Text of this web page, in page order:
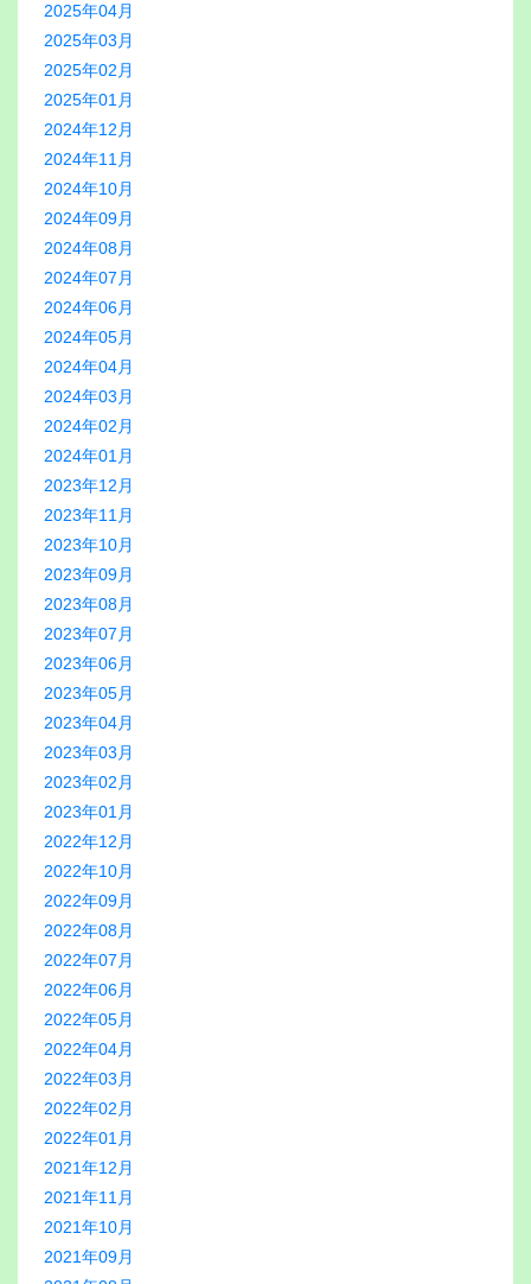
2025年04月
2025年03月
2025年02月
2025年01月
2024年12月
2024年11月
2024年10月
2024年09月
2024年08月
2024年07月
2024年06月
2024年05月
2024年04月
2024年03月
2024年02月
2024年01月
2023年12月
2023年11月
2023年10月
2023年09月
2023年08月
2023年07月
2023年06月
2023年05月
2023年04月
2023年03月
2023年02月
2023年01月
2022年12月
2022年10月
2022年09月
2022年08月
2022年07月
2022年06月
2022年05月
2022年04月
2022年03月
2022年02月
2022年01月
2021年12月
2021年11月
2021年10月
2021年09月